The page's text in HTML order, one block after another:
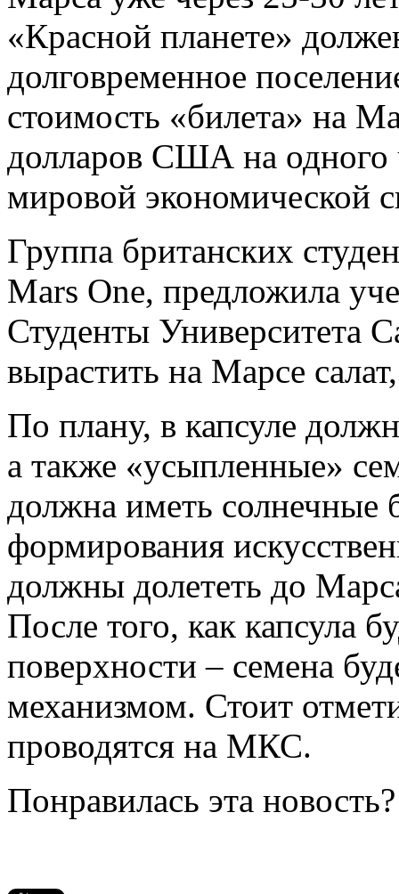
«Красной планете»
долговременное
стоимость «билета» на
долларов США на одного
мировой экономической
Группа британских
Mars One, предложила
Студенты Университета
вырастить на Марсе
По плану, в капсуле
а также «усыпленные»
должна иметь солнечные
формирования
должны долететь до
После того, как капсула
поверхности – семена
механизмом. Стоит
проводятся на МКС.
Понравилась эта